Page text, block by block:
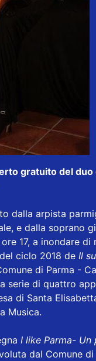
gratuito del
dalla arpista
e dalla soprano
17, a inondare di
ciclo 2018 de Il
di Parma -
serie di quattro
di Santa
Musica.
I like Parma-
dal Comune di